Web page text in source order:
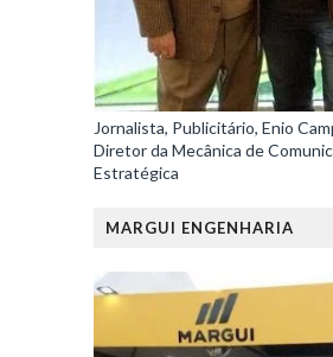
Jornalista, Publicitário, Enio
Diretor da Mecânica de
Estratégica
MARGUI ENGENHARIA